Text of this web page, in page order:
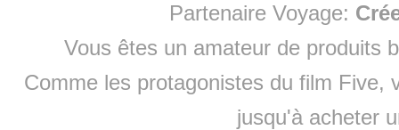
Partenaire Voyage:
Vous êtes un amateur de produits
Comme les protagonistes du film Five,
jusqu'à acheter